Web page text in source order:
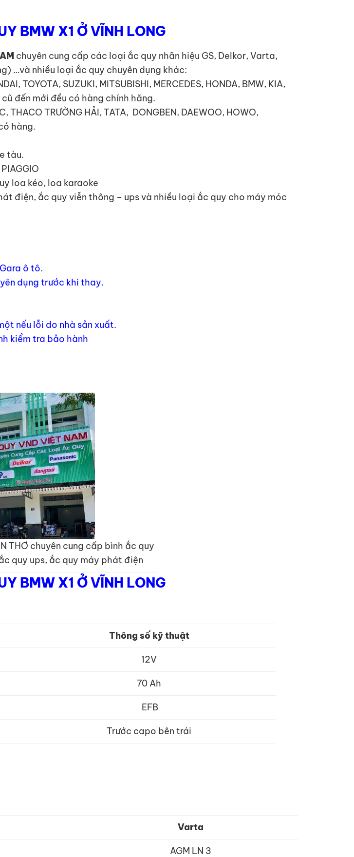
BMW X1 Ở VĨNH LONG
chuyên cung cấp các loại ắc quy nhãn hiệu GS, Delkor, Varta,
…và nhiều loại ắc quy chuyên dụng khác:
TOYOTA, SUZUKI, MITSUBISHI, MERCEDES, HONDA, BMW, KIA,
cũ đến mới đều có hàng chính hãng.
THACO TRƯỜNG HẢI, TATA, DONGBEN, DAEWOO, HOWO,
hàng.
tàu.
loa kéo, loa karaoke
điện, ắc quy viễn thông – ups và nhiều loại ắc quy cho máy móc
ô tô.
dụng trước khi thay.
nếu lỗi do nhà sản xuất.
kiểm tra bảo hành
THƠ chuyên cung cấp bình ắc quy
quy ups, ắc quy máy phát điện
BMW X1 Ở VĨNH LONG
Thông số kỹ thuật
12V
70 Ah
EFB
Trước capo bên trái
Varta
AGM LN 3